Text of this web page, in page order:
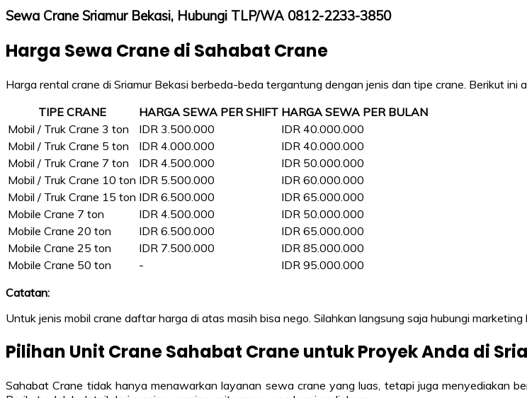
Sewa Crane Sriamur Bekasi, Hubungi TLP/WA 0812-2233-3850
Harga Sewa Crane di Sahabat Crane
Harga rental crane di Sriamur Bekasi berbeda-beda tergantung dengan jenis dan tipe crane. Berikut
TIPE CRANE
HARGA SEWA PER SHIFT HARGA SEWA PER BULAN
Mobil / Truk Crane 3 ton
IDR 3.500.000
IDR 40.000.000
Mobil / Truk Crane 5 ton
IDR 4.000.000
IDR 40.000.000
Mobil / Truk Crane 7 ton
IDR 4.500.000
IDR 50.000.000
Mobil / Truk Crane 10 ton IDR 5.500.000
IDR 60.000.000
Mobil / Truk Crane 15 ton IDR 6.500.000
IDR 65.000.000
Mobile Crane 7 ton
IDR 4.500.000
IDR 50.000.000
Mobile Crane 20 ton
IDR 6.500.000
IDR 65.000.000
Mobile Crane 25 ton
IDR 7.500.000
IDR 85.000.000
Mobile Crane 50 ton
-
IDR 95.000.000
Catatan:
Untuk jenis mobil crane daftar harga di atas masih bisa nego. Silahkan langsung saja hubungi
Pilihan Unit Crane Sahabat Crane untuk Proyek Anda di
Sahabat Crane tidak hanya menawarkan layanan sewa crane yang luas, tetapi juga menyediakan